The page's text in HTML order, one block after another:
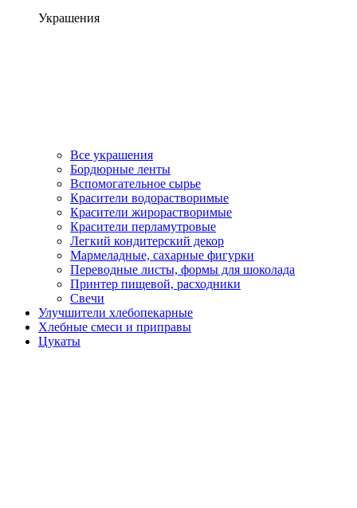
Украшения
Все украшения
Бордюрные ленты
Вспомогательное сырье
Красители водорастворимые
Красители жирорастворимые
Красители перламутровые
Легкий кондитерский декор
Мармеладные, сахарные фигурки
Переводные листы, формы для шоколада
Принтер пищевой, расходники
Свечи
Улучшители хлебопекарные
Хлебные смеси и приправы
Цукаты